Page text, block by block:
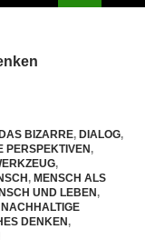
DAS BIZARRE, DIALOG,
PERSPEKTIVEN ,
,
, MENSCH ALS
UND LEBEN ,
NACHHALTIGE
DENKEN ,